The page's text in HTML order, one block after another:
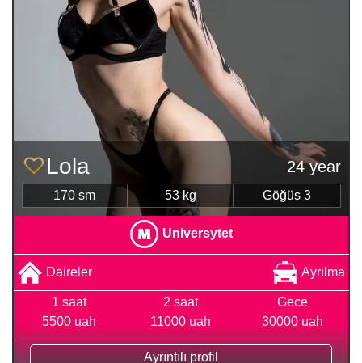
Lola 24 year
170 sm 53 kg Göğüs 3
Universytet
Daireler Ayrılma
1 saat
5500 uah
2 saat
11000 uah
Gece
30000 uah
Ayrıntılı profil